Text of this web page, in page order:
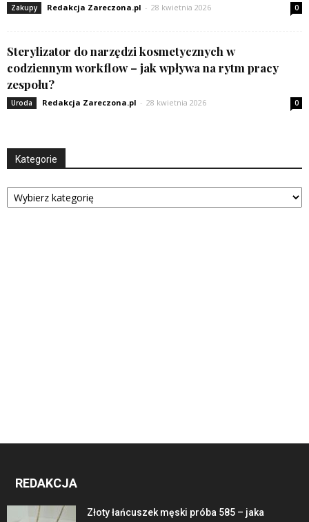
Zakupy Redakcja Zareczona.pl - 28 kwietnia 2026 0
Sterylizator do narzędzi kosmetycznych w
codziennym workflow – jak wpływa na rytm pracy
zespołu?
Uroda Redakcja Zareczona.pl - 28 kwietnia 2026 0
Kategorie
Kategorie
REDAKCJA
Złoty łańcuszek męski próba 585 – jaka